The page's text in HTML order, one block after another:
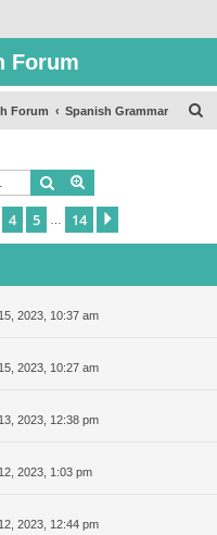
Forum
Forum Spanish Grammar
Buscar
14
4 5 14
2023, 10:37 am
2023, 10:27 am
2023, 12:38 pm
2023, 1:03 pm
2023, 12:44 pm